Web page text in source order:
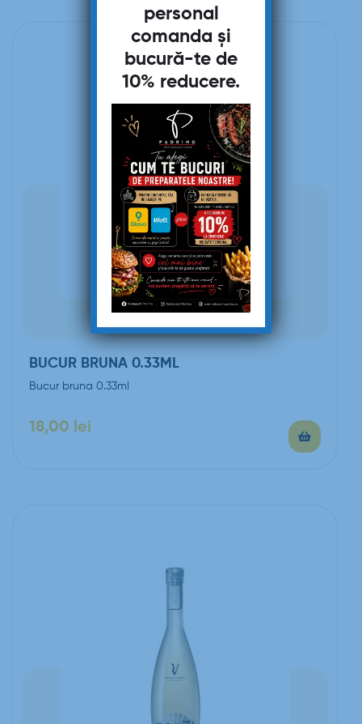
BUCUR BRUNA 0.33ML
Bucur bruna 0.33ml
18,00 lei
personal
comanda și
bucură-te de
10% reducere.